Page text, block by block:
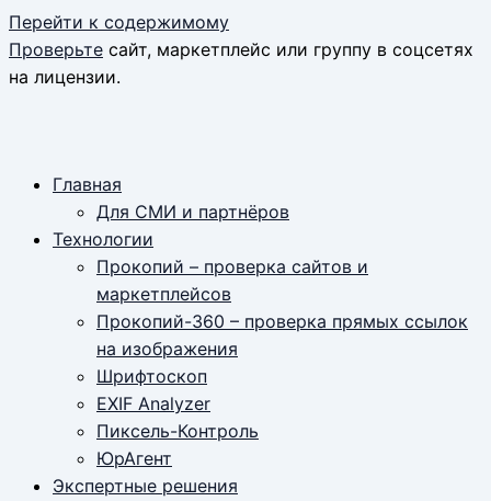
Перейти к содержимому
Проверьте сайт, маркетплейс или группу в соцсетях
на лицензии.
Главная
Для СМИ и партнёров
Технологии
Прокопий – проверка сайтов и
маркетплейсов
Прокопий-360 – проверка прямых ссылок
на изображения
Шрифтоскоп
EXIF Analyzer
Пиксель-Контроль
ЮрАгент
Экспертные решения